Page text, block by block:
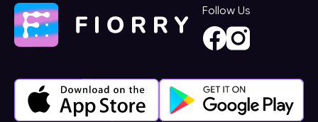
Follow Us